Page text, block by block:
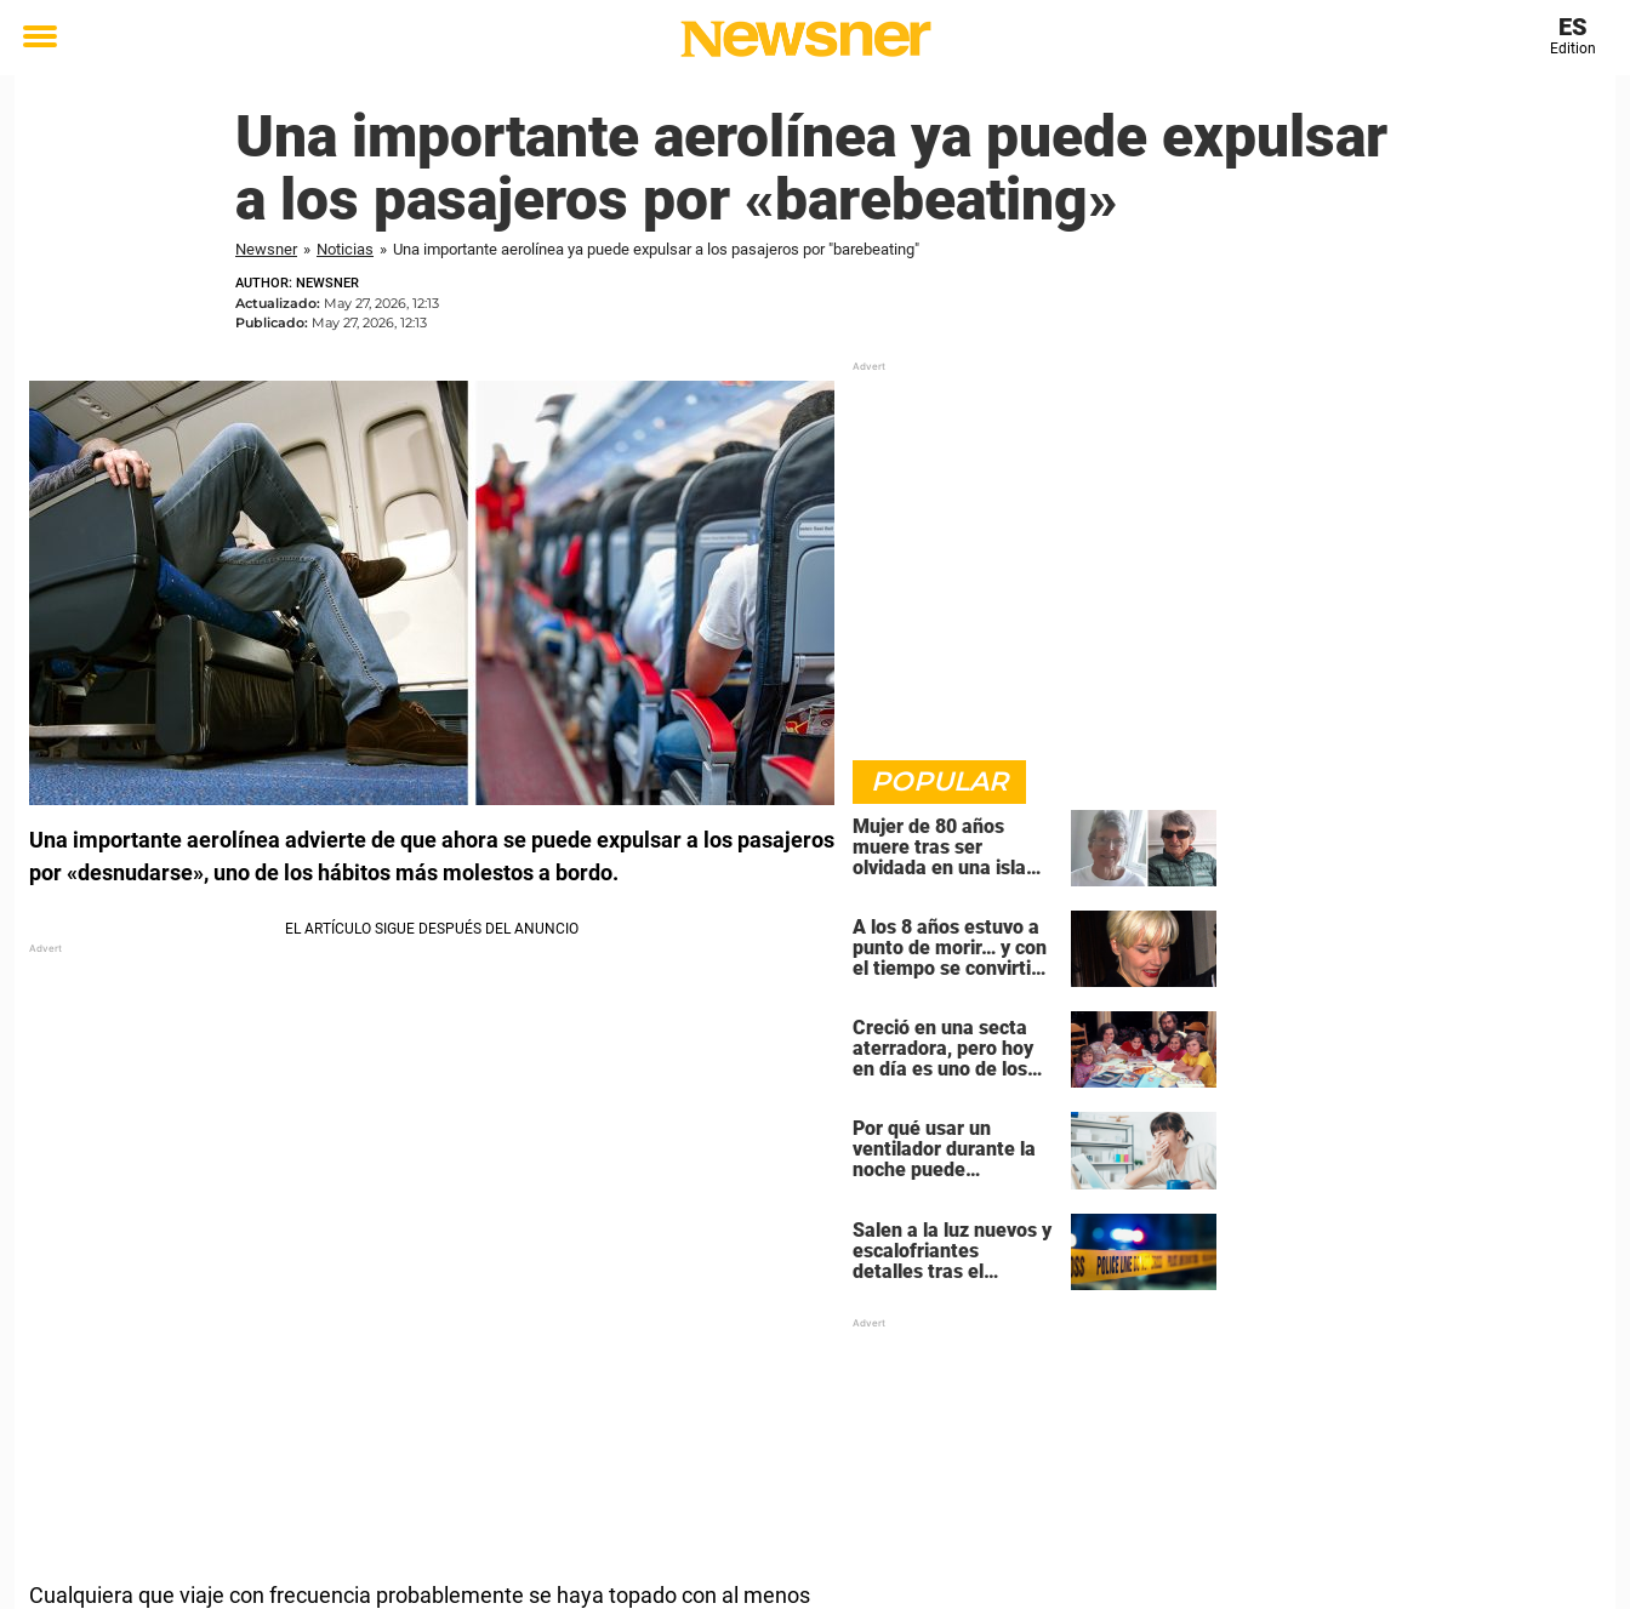
Toggle
ES
Edition
Una importante aerolínea ya puede expulsar
a los pasajeros por «barebeating»
Newsner » Noticias » Una importante aerolínea ya puede expulsar a los pasajeros por "barebeating"
AUTHOR: NEWSNER
Actualizado: May 27, 2026, 12:13
Publicado: May 27, 2026, 12:13
Una importante aerolínea advierte de que ahora se puede expulsar a los pasajeros
por «desnudarse», uno de los hábitos más molestos a bordo.
Cualquiera que viaje con frecuencia probablemente se haya topado con al menos
POPULAR
Mujer de 80 años
muere tras ser
olvidada en una isla
A los 8 años estuvo a
punto de morir… y con
el tiempo se convirtió
Hollywood
Creció en una secta
aterradora, pero hoy
en día es uno de los
Hollywood
Por qué usar un
ventilador durante la
noche puede
Salen a la luz nuevos y
escalofriantes
detalles tras el
de siete miembros